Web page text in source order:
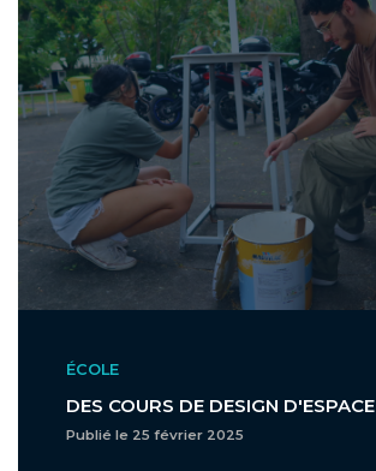
ÉCOLE
DES COURS DE DESIGN D'ESPACE
Publié le 25 février 2025